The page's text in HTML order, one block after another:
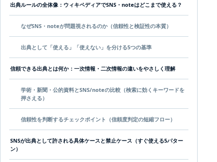
出典ルールの全体像：ウィキペディアでSNS・noteはどこまで使える？
なぜSNS・noteが問題視されるのか（信頼性と検証性の本質）
出典として「使える」「使えない」を分ける5つの基準
信頼できる出典とは何か：一次情報・二次情報の違いをやさしく理解
学術・新聞・公的資料とSNS/noteの比較（検索に効くキーワードを
押さえる）
信頼性を判断するチェックポイント（信頼度判定の短縮フロー）
SNSが出典として許される具体ケースと禁止ケース（すぐ使える5パター
ン）